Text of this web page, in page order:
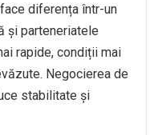
diferența într-un
și parteneriatele
rapide, condiții mai
Negocierea de
stabilitate și